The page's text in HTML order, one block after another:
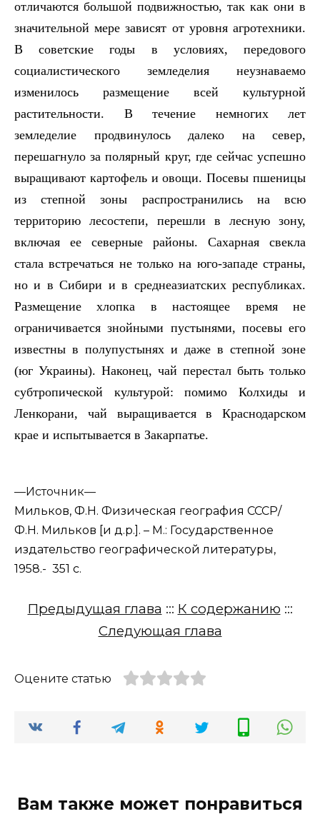
отличаются большой подвижностью, так как они в
значительной мере зависят от уровня агротехники.
В советские годы в условиях, передового
социалистического земледелия неузнаваемо
изменилось размещение всей культурной
растительности. В течение немногих лет
земледелие продвинулось далеко на север,
перешагнуло за полярный круг, где сейчас успешно
выращивают картофель и овощи. Посевы пшеницы
из степной зоны распространились на всю
территорию лесостепи, перешли в лесную зону,
включая ее северные районы. Сахарная свекла
стала встречаться не только на юго-западе страны,
но и в Сибири и в среднеазиатских республиках.
Размещение хлопка в настоящее время не
ограничивается знойными пустынями, посевы его
известны в полупустынях и даже в степной зоне
(юг Украины). Наконец, чай перестал быть только
субтропической культурой: помимо Колхиды и
Ленкорани, чай выращивается в Краснодарском
крае и испытывается в Закарпатье.
—Источник—
Мильков, Ф.Н. Физическая география СССР/
Ф.Н. Мильков [и д.р.]. – М.: Государственное
издательство географической литературы,
1958.- 351 с.
Предыдущая глава ::: К содержанию :::
Следующая глава
Оцените статью
Вам также может понравиться